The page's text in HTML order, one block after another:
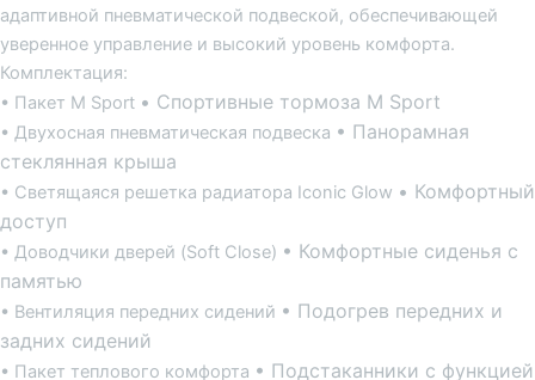
адаптивной пневматической подвеской, обеспечивающей
уверенное управление и высокий уровень комфорта.
Комплектация:
• Пакет M Sport • Спортивные тормоза M Sport
• Двухосная пневматическая подвеска • Панорамная
стеклянная крыша
• Светящаяся решетка радиатора Iconic Glow • Комфортный
доступ
• Доводчики дверей (Soft Close) • Комфортные сиденья с
памятью
• Вентиляция передних сидений • Подогрев передних и
задних сидений
• Пакет теплового комфорта • Подстаканники с функцией